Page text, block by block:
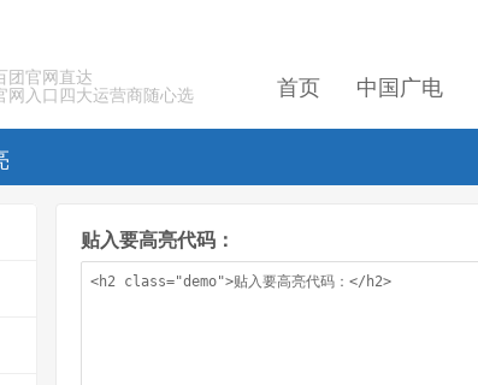
团官网直达
网入口四大运营商随心选 首页 中国广电
贴入要高亮代码：